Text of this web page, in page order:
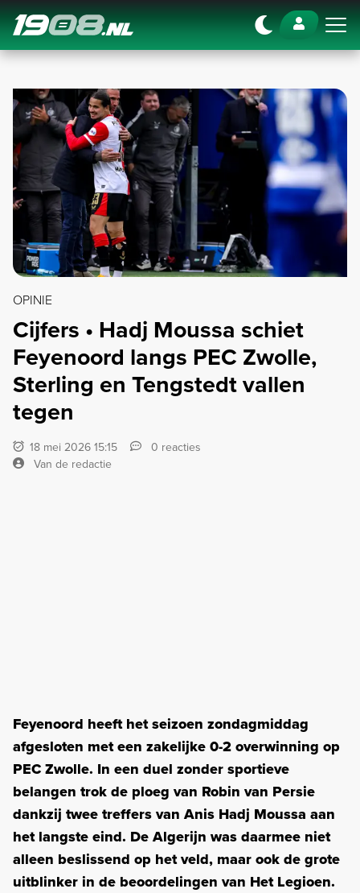
Navigation
OPINIE
Cijfers • Hadj Moussa schiet
Feyenoord langs PEC Zwolle,
Sterling en Tengstedt vallen
tegen
18 mei 2026 15:15
0 reacties
Van de redactie
Feyenoord heeft het seizoen zondagmiddag
afgesloten met een zakelijke 0-2 overwinning op
PEC Zwolle. In een duel zonder sportieve
belangen trok de ploeg van Robin van Persie
dankzij twee treffers van Anis Hadj Moussa aan
het langste eind. De Algerijn was daarmee niet
alleen beslissend op het veld, maar ook de grote
uitblinker in de beoordelingen van Het Legioen.